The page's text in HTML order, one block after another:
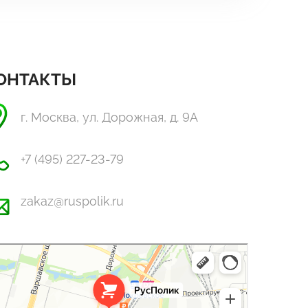
г. Москва, ул. Дорожная, д. 9А
+7 (495) 227-23-79
zakaz@ruspolik.ru
поликарбонат в Москве
и отделочные работы в Москве